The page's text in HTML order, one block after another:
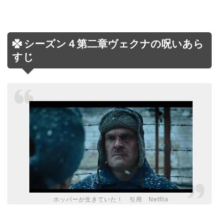
シーズン４第二章ヴェクナの呪いあら
すじ
ホッパーが生きていた！ 引用 Netflix